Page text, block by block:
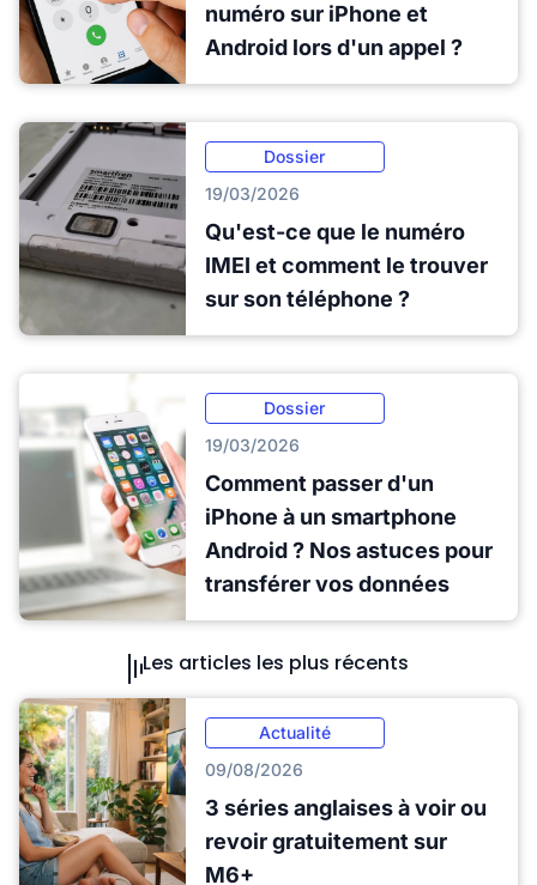
numéro sur iPhone et
Android lors d'un appel ?
Dossier
19/03/2026
Qu'est-ce que le numéro
IMEI et comment le trouver
sur son téléphone ?
Dossier
19/03/2026
Comment passer d'un
iPhone à un smartphone
Android ? Nos astuces pour
transférer vos données
Les articles les plus récents
Actualité
09/08/2026
3 séries anglaises à voir ou
revoir gratuitement sur
M6+